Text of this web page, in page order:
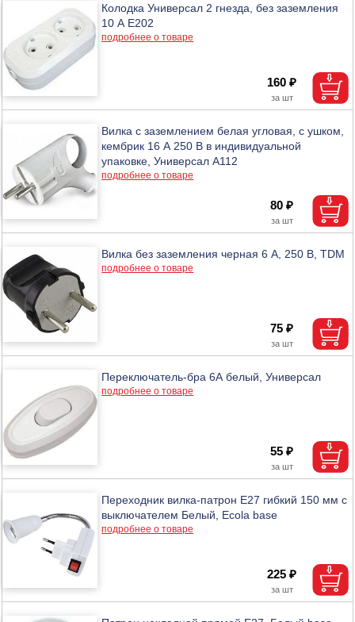
Колодка Универсал 2 гнезда, без заземления
10 А E202
подробнее о товаре
160 ₽
Вилка с заземлением белая угловая, с ушком,
кембрик 16 А 250 В в индивидуальной
упаковке, Универсал А112
подробнее о товаре
80 ₽
Вилка без заземления черная 6 А, 250 В, TDM
подробнее о товаре
75 ₽
Переключатель-бра 6А белый, Универсал
подробнее о товаре
55 ₽
Переходник вилка-патрон E27 гибкий 150 мм c
выключателем Белый, Ecola base
подробнее о товаре
225 ₽